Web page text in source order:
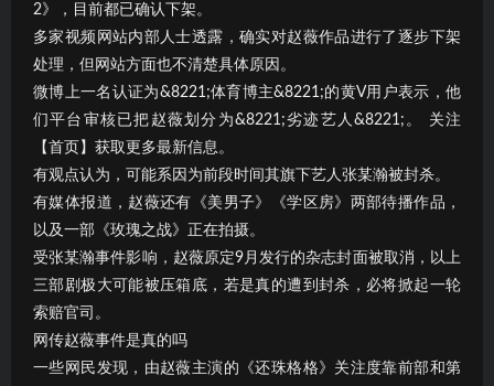
2》，目前都已确认下架。
多家视频网站内部人士透露，确实对赵薇作品进行了逐步下架
处理，但网站方面也不清楚具体原因。
微博上一名认证为&8221;体育博主&8221;的黄V用户表示，他
们平台审核已把赵薇划分为&8221;劣迹艺人&8221;。 关注
【首页】获取更多最新信息。
有观点认为，可能系因为前段时间其旗下艺人张某瀚被封杀。
有媒体报道，赵薇还有《美男子》《学区房》两部待播作品，
以及一部《玫瑰之战》正在拍摄。
受张某瀚事件影响，赵薇原定9月发行的杂志封面被取消，以上
三部剧极大可能被压箱底，若是真的遭到封杀，必将掀起一轮
索赔官司。
网传赵薇事件是真的吗
一些网民发现，由赵薇主演的《还珠格格》关注度靠前部和第